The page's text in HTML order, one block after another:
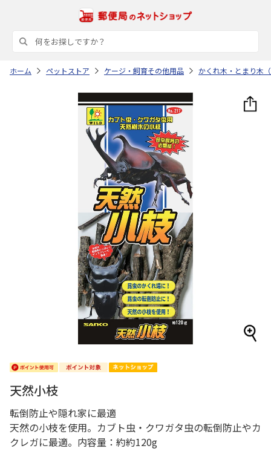
ホーム ペットストア ケージ・飼育その他用品 かくれ木・とまり木
天然小枝
転倒防止や隠れ家に最適
天然の小枝を使用。カブト虫・クワガタ虫の転倒防止やカ
クレガに最適。内容量：約約120g